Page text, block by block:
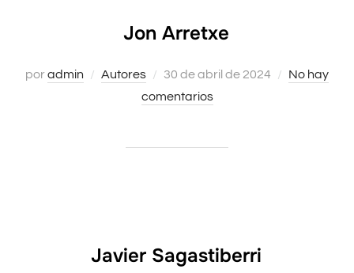
Jon Arretxe
poradmin Autores
Publicado
el
30 de abril de 2024
No hay
comentarios
Javier Sagastiberri